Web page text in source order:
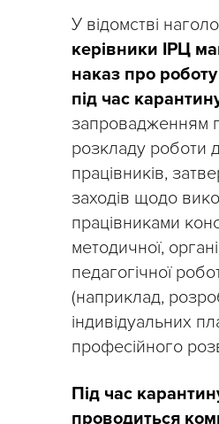
У відомстві
керівники ІРЦ
наказ про
під час
запровадженням
розкладу роботи
працівників,
заходів щодо
працівниками
методичної,
педагогічної
(наприклад,
індивідуальних
професійного
Під час
проводиться